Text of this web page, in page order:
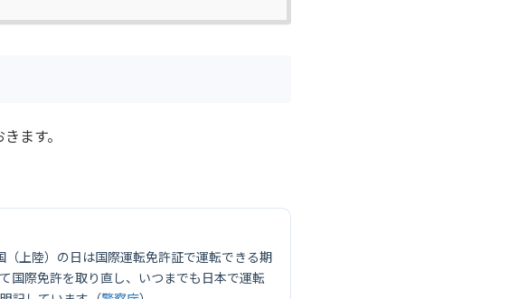
ます。
上陸）の日は国際運転免許証で運転できる期
国際免許を取り直し、いつまでも日本で運転